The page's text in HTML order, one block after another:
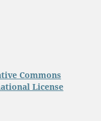
Commons
License